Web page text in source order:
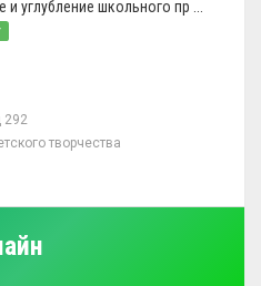
и углубление школьного пр ...
292
творчества